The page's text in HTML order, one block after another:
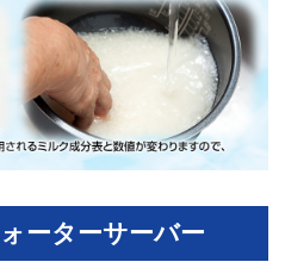
ーターサーバー